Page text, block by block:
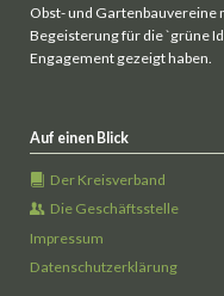
Obst- und
Begeisterung für die `grüne
Engagement gezeigt haben.
Auf einen Blick
Der Kreisverband
Die Geschäftsstelle
Impressum
Datenschutzerklärung